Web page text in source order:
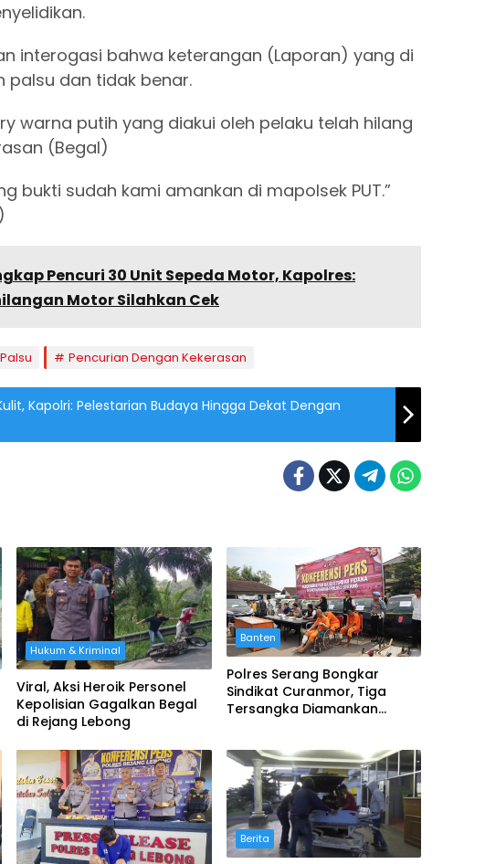
interogasi bahwa keterangan (Laporan) yang di
palsu dan tidak benar.
warna putih yang diakui oleh pelaku telah hilang
(Begal)
bukti sudah kami amankan di mapolsek PUT.”
)
Pencuri 30 Unit Sepeda Motor, Kapolres:
Motor Silahkan Cek
Pencurian Dengan Kekerasan
Kapolri: Pelestarian Budaya Hingga Dekat Dengan
Hukum & Kriminal
Viral, Aksi Heroik Personel
Kepolisian Gagalkan Begal
di Rejang Lebong
Banten
Polres Serang Bongkar
Sindikat Curanmor, Tiga
Tersangka Diamankan
Berita